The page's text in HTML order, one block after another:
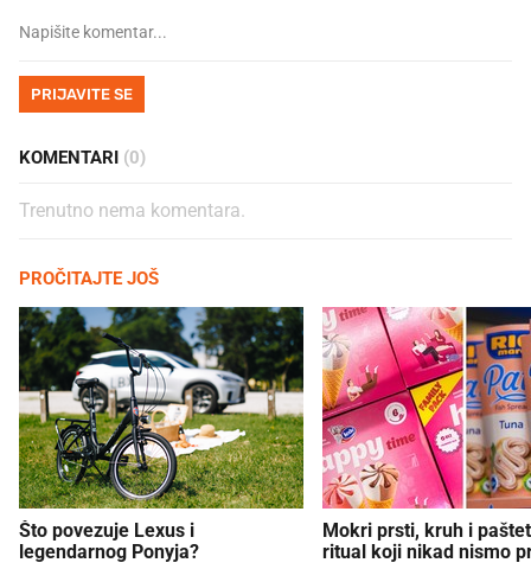
PRIJAVITE SE
KOMENTARI (0)
Trenutno nema komentara.
PROČITAJTE JOŠ
Što povezuje Lexus i
legendarnog Ponyja?
Mokri prsti, kruh i
ritual koji nikad nismo